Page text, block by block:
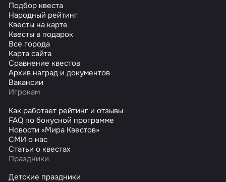
Подбор квеста
Народный рейтинг
Квесты на карте
Квесты в подарок
Все города
Карта сайта
Сравнение квестов
Архив наград и документов
Вакансии
Игрокам
Как работает рейтинг и отзывы
FAQ по бонусной программе
Новости «Мира Квестов»
СМИ о нас
Статьи о квестах
Праздники
Детские праздники